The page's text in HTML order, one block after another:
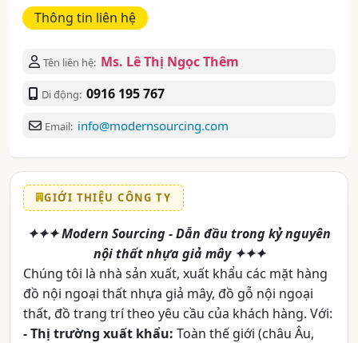
Thông tin liên hệ
Tên liên hệ: Ms. Lê Thị Ngọc Thêm
Di động: 0916 195 767
Email: info@modernsourcing.com
GIỚI THIỆU CÔNG TY
✦✦✦ Modern Sourcing - Dẫn đầu trong kỷ nguyên
nội thất nhựa giả mây ✦✦✦
Chúng tôi là nhà sản xuất, xuất khẩu các mặt hàng
đồ nội ngoại thất nhựa giả mây, đồ gỗ nội ngoại
thất, đồ trang trí theo yêu cầu của khách hàng. Với:
- Thị trường xuất khẩu: Toàn thế giới (châu Âu,